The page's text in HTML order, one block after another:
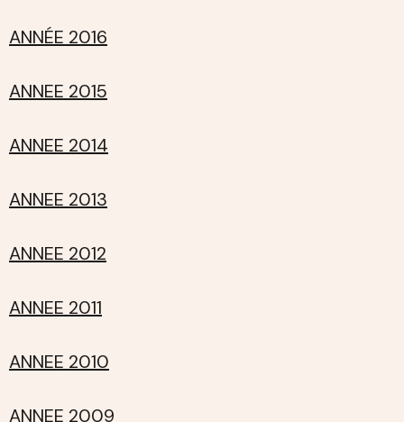
ANNÉE 2016
ANNEE 2015
ANNEE 2014
ANNEE 2013
ANNEE 2012
ANNEE 2011
ANNEE 2010
ANNEE 2009